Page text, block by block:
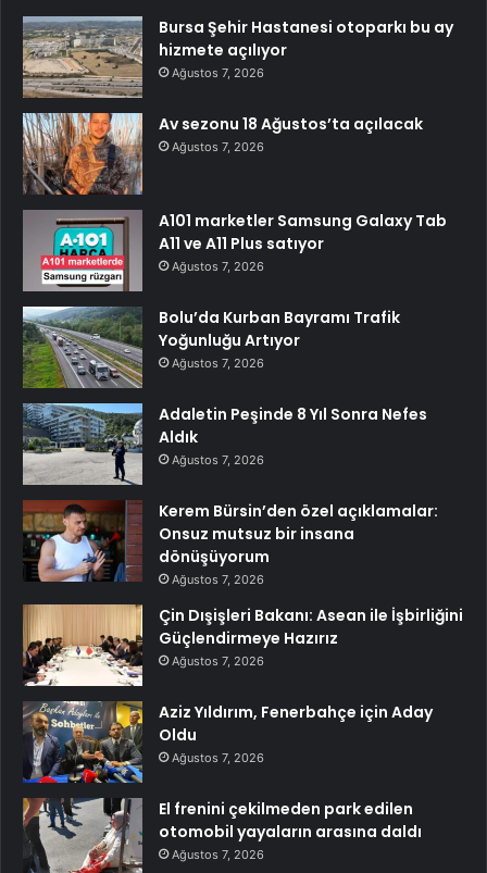
Bursa Şehir Hastanesi otoparkı bu ay
hizmete açılıyor
Ağustos 7, 2026
Av sezonu 18 Ağustos’ta açılacak
Ağustos 7, 2026
A101 marketler Samsung Galaxy Tab
A11 ve A11 Plus satıyor
Ağustos 7, 2026
Bolu’da Kurban Bayramı Trafik
Yoğunluğu Artıyor
Ağustos 7, 2026
Adaletin Peşinde 8 Yıl Sonra Nefes
Aldık
Ağustos 7, 2026
Kerem Bürsin’den özel açıklamalar:
Onsuz mutsuz bir insana
dönüşüyorum
Ağustos 7, 2026
Çin Dışişleri Bakanı: Asean ile İşbirliğini
Güçlendirmeye Hazırız
Ağustos 7, 2026
Aziz Yıldırım, Fenerbahçe için Aday
Oldu
Ağustos 7, 2026
El frenini çekilmeden park edilen
otomobil yayaların arasına daldı
Ağustos 7, 2026